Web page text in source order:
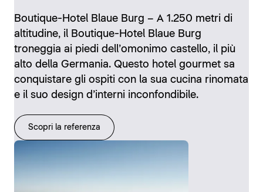
Boutique-Hotel Blaue Burg – A 1.250 metri di
altitudine, il Boutique-Hotel Blaue Burg
troneggia ai piedi dell’omonimo castello, il più
alto della Germania. Questo hotel gourmet sa
conquistare gli ospiti con la sua cucina rinomata
e il suo design d’interni inconfondibile.
Scopri la referenza